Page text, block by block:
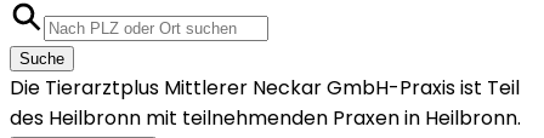
Suche
Die Tierarztplus Mittlerer Neckar GmbH-Praxis ist Teil
des Heilbronn mit teilnehmenden Praxen in Heilbronn.